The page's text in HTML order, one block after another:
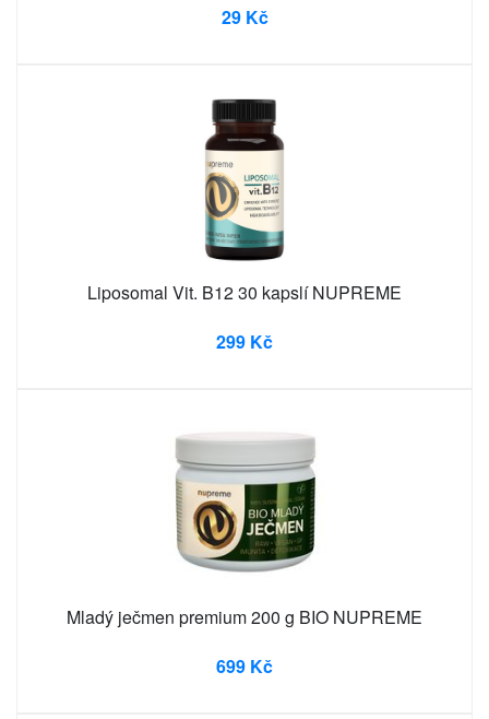
29 Kč
Liposomal Vit. B12 30 kapslí NUPREME
299 Kč
Mladý ječmen premium 200 g BIO NUPREME
699 Kč